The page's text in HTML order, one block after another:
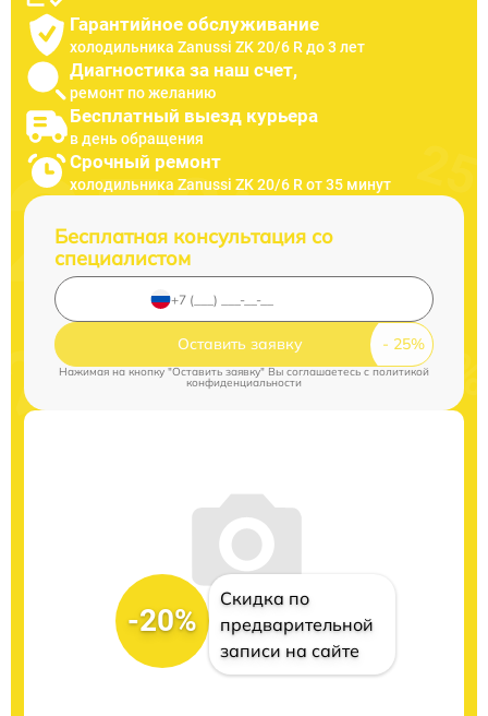
Гарантийное обслуживание
холодильника Zanussi ZK 20/6 R до 3 лет
Диагностика за наш счет,
ремонт по желанию
Бесплатный выезд курьера
в день обращения
Срочный ремонт
холодильника Zanussi ZK 20/6 R от 35 минут
Бесплатная консультация со
специалистом
Оставить заявку
Нажимая на кнопку "Оставить заявку" Вы соглашаетесь cполитикой
конфиденциальности
-20%
Скидка по
предварительной
записи на сайте